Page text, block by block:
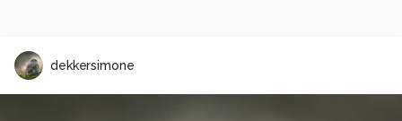
dekkersimone